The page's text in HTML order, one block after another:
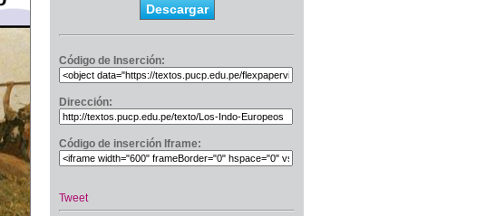
Descargar
Código de Inserción:
Dirección:
Código de inserción Iframe:
Tweet